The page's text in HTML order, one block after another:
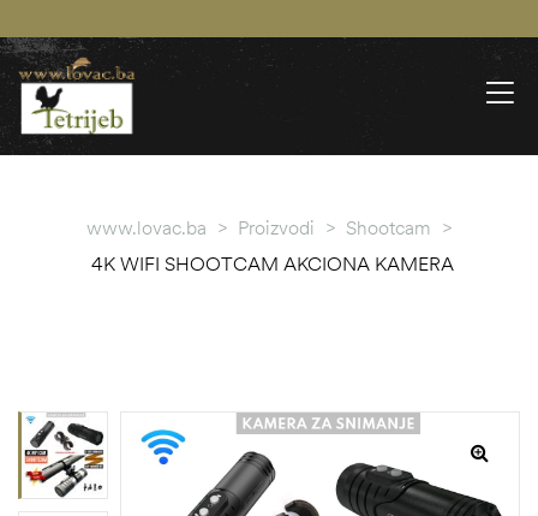
www.lovac.ba > Proizvodi > Shootcam >
4K WIFI SHOOTCAM AKCIONA KAMERA